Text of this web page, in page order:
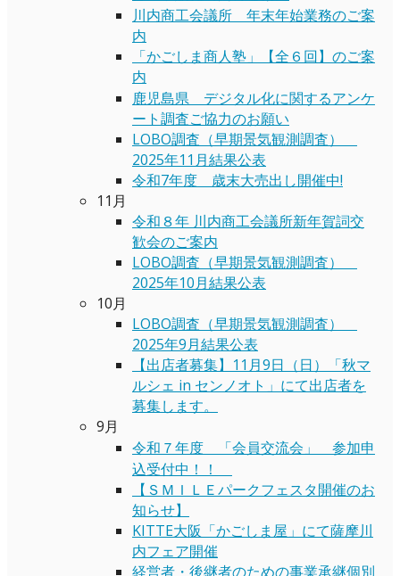
川内商工会議所 年末年始業務のご案
内
「かごしま商人塾」【全６回】のご案
内
鹿児島県 デジタル化に関するアンケ
ート調査ご協力のお願い
LOBO調査（早期景気観測調査）
2025年11月結果公表
令和7年度 歳末大売出し開催中!
11月
令和８年 川内商工会議所新年賀詞交
歓会のご案内
LOBO調査（早期景気観測調査）
2025年10月結果公表
10月
LOBO調査（早期景気観測調査）
2025年9月結果公表
【出店者募集】11月9日（日）「秋マ
ルシェ in センノオト」にて出店者を
募集します。
9月
令和７年度 「会員交流会」 参加申
込受付中！！
【ＳＭＩＬＥパークフェスタ開催のお
知らせ】
KITTE大阪「かごしま屋」にて薩摩川
内フェア開催
経営者・後継者のための事業承継個別